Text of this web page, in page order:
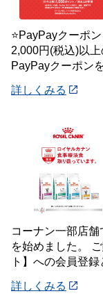
⭐PayPayクーポンを事前に
2,000円(税込)以
PayPayクーポンを配布中✨ 【対象期
詳しくみる
コーナン一部店
を始めました。 ご購入時には【かかりつけ動物病院サイ
ト】への会員登
詳しくみる